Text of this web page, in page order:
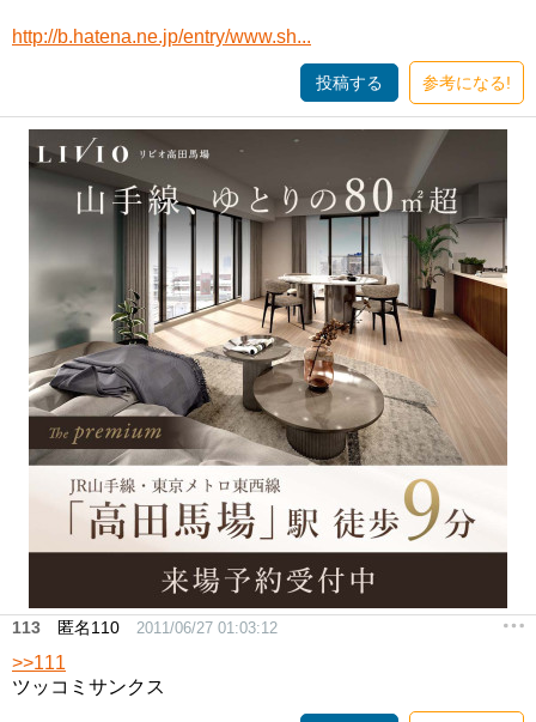
http://b.hatena.ne.jp/entry/www.sh...
投稿する 参考になる!
113 匿名110 2011/06/27 01:03:12
>>111
ツッコミサンクス